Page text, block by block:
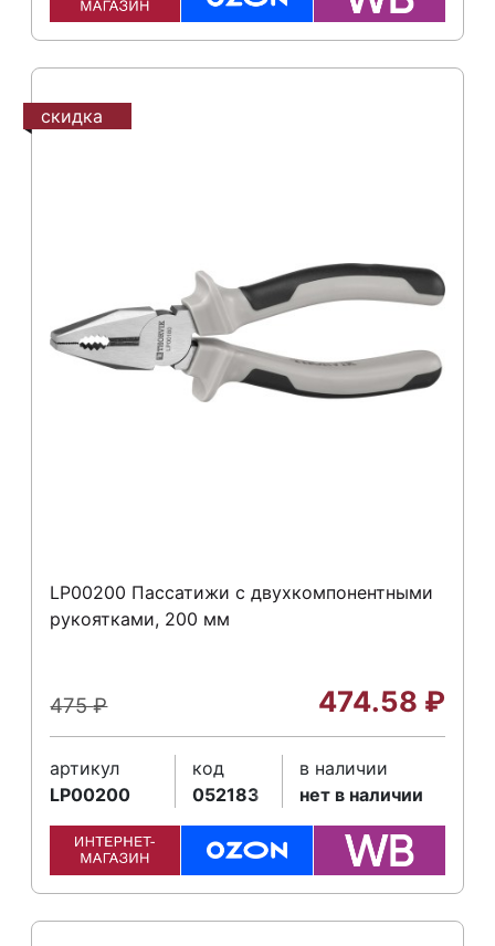
скидка
LP00200 Пассатижи с двухкомпонентными
рукоятками, 200 мм
475₽ 474.58 ₽
артикул
LP00200
код
052183
в наличии
нет в наличии